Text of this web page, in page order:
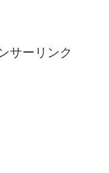
サーリンク